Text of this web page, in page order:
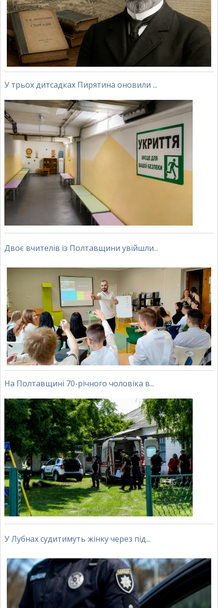
У трьох дитсадках Пирятина оновили ...
Двоє вчителів із Полтавщини увійшли...
На Полтавщині 70-річного чоловіка в...
У Лубнах судитимуть жінку через під...